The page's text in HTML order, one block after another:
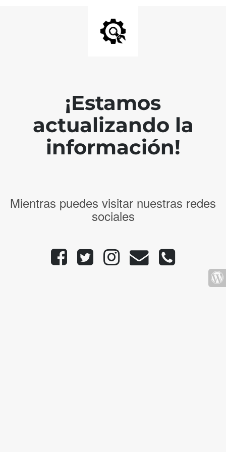
¡Estamos
actualizando la
información!
Mientras puedes visitar nuestras redes
sociales